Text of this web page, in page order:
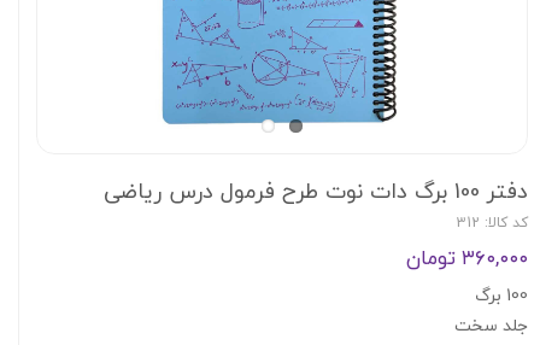
دفتر 100 برگ دات نوت طرح فرمول درس ریاضی
کد کالا: 312
۳۶۰,۰۰۰ تومان
100 برگ
جلد سخت